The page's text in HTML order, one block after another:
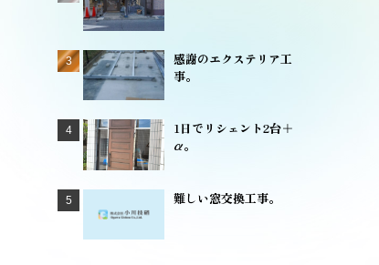
感謝のエクステリア工
事。
1日でリシェント2台＋
α。
難しい窓交換工事。